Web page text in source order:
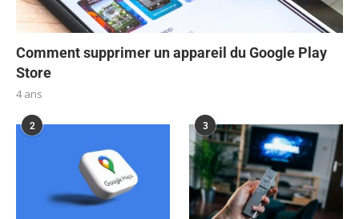
Comment supprimer un appareil du Google Play
Store
4 ans
2 3